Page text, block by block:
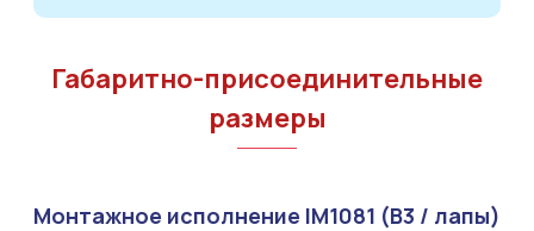
Габаритно-присоединительные
размеры
Монтажное исполнение IM1081 (B3 / лапы)